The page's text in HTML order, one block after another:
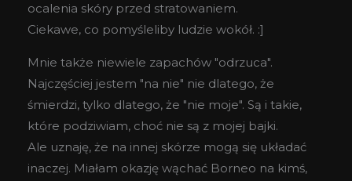
ocalenia skóry przed stratowaniem.
Ciekawe, co pomyśleliby ludzie wokół. :]
Mnie także niewiele zapachów "odrzuca".
Najczęściej jestem "na nie" nie dlatego, że
śmierdzi, tylko dlatego, że "nie moje". Są i takie,
które podziwiam, choć nie są z mojej bajki.
Ale uznaję, że na innej skórze mogą się układać
inaczej. Miałam okazję wąchać Borneo na kimś,